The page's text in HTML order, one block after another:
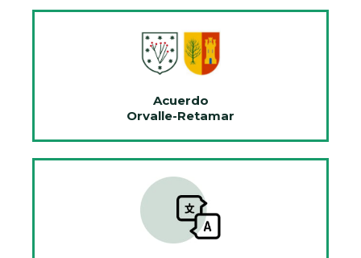
Acuerdo
Orvalle-Retamar